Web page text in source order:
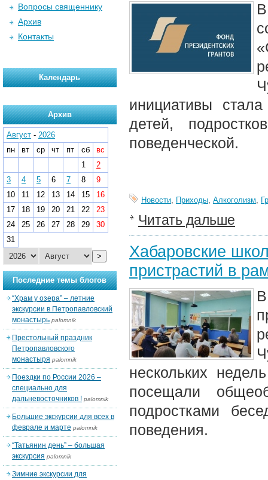
инициативы
детей,
поведенческой.
Новости, Приходы, Алкоголизм,
Читать дальше
Хабаровские
пристрастий в
нескольких
посещали
подростками
поведения.
Вопросы священнику
Архив
Контакты
Календарь
Архив
Август - 2026
пн
вт ср чт пт сб
вс
1
2
3
4 5 6 7 8
9
10
11 12 13 14 15
16
17
18 19 20 21 22
23
24
25 26 27 28 29
30
31
>
Последние темы блогов
“Храм у озера” – летние
экскурсии в Петропавловский
монастырь palomnik
Престольный праздник
Петропавловского
монастыря palomnik
Поездки по России 2026 –
специально для
дальневосточников ! palomnik
Большие экскурсии для всех в
феврале и марте palomnik
“Татьянин день” – большая
экскурсия palomnik
Зимние экскурсии для